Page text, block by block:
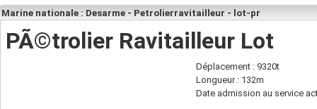
Marine nationale : Desarme - Petrolierravitailleur - lot-pr
PÃ©trolier Ravitailleur Lot
Déplacement : 9320t
Longueur : 132m
Date admission au service